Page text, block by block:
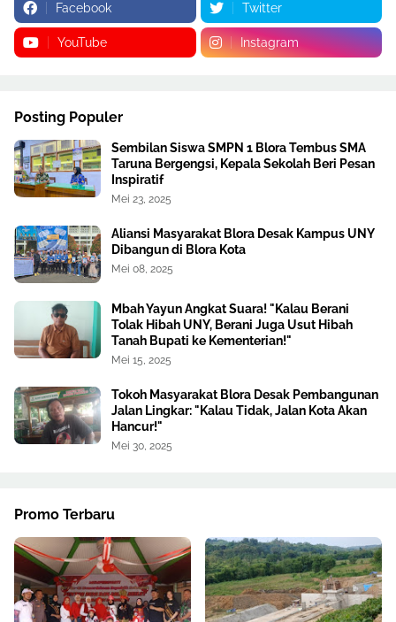
Facebook Twitter
YouTube Instagram
Posting Populer
Sembilan Siswa SMPN 1 Blora Tembus SMA
Taruna Bergengsi, Kepala Sekolah Beri Pesan
Inspiratif
Mei 23, 2025
Aliansi Masyarakat Blora Desak Kampus UNY
Dibangun di Blora Kota
Mei 08, 2025
Mbah Yayun Angkat Suara! "Kalau Berani
Tolak Hibah UNY, Berani Juga Usut Hibah
Tanah Bupati ke Kementerian!"
Mei 15, 2025
Tokoh Masyarakat Blora Desak Pembangunan
Jalan Lingkar: "Kalau Tidak, Jalan Kota Akan
Hancur!"
Mei 30, 2025
Promo Terbaru